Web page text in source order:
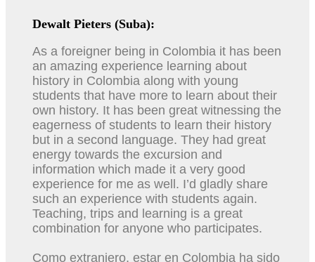
Dewalt Pieters (Suba):
As a foreigner being in Colombia it has been
an amazing experience learning about
history in Colombia along with young
students that have more to learn about their
own history. It has been great witnessing the
eagerness of students to learn their history
but in a second language. They had great
energy towards the excursion and
information which made it a very good
experience for me as well. I’d gladly share
such an experience with students again.
Teaching, trips and learning is a great
combination for anyone who participates.
Como extranjero, estar en Colombia ha sido